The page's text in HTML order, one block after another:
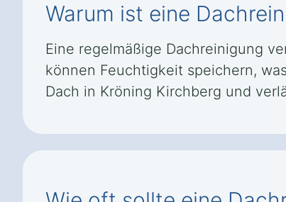
Warum ist eine
Eine regelmäßige Dachreinigung
können Feuchtigkeit speichern,
Dach in Kröning Kirchberg und